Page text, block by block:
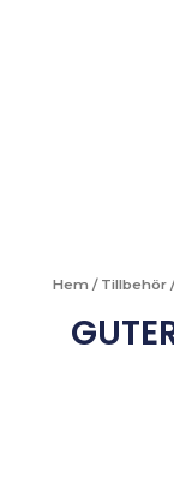
Hem / Tillbehör